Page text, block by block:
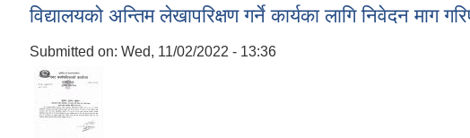
विद्यालयको अन्तिम लेखापरिक्षण गर्ने कार्यका लागि निवेदन माग
Submitted on: Wed, 11/02/2022 - 13:36